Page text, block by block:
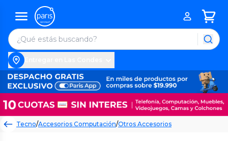
Tecno/Accesorios Computación/Otros Accesorios